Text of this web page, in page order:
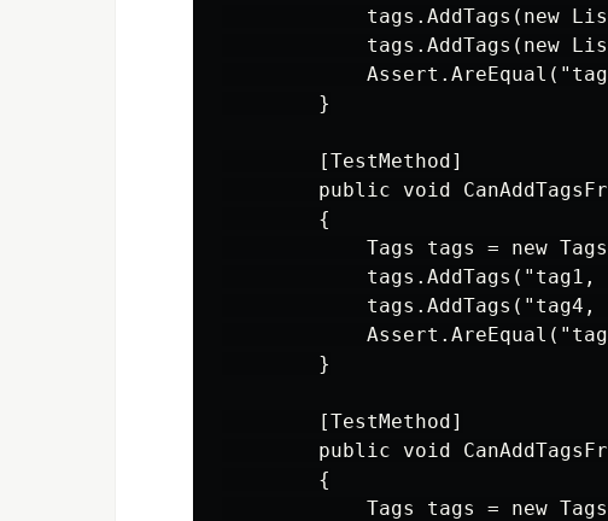
tags.AddTags(new
tags.AddTags(new
        }
        [TestMethod]
public void
        {
Tags tags = new
tags.AddTags("tag1,
tags.AddTags("tag4,
        }
        [TestMethod]
public void
        {
Tags tags = new